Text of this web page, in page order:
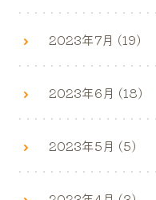
2023年7月 (19)
2023年6月 (18)
2023年5月 (5)